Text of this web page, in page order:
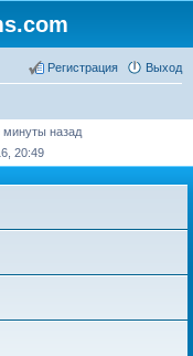
Выход
Регистрация
назад
20:49